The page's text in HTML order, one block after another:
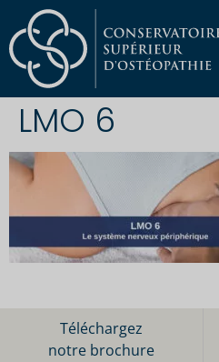
LMO 6
Téléchargez
notre brochure